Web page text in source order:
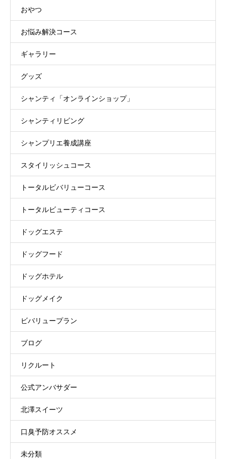
おやつ
お悩み解決コース
ギャラリー
グッズ
シャンティ「オンラインショップ」
シャンティリビング
シャンプリエ養成講座
スタイリッシュコース
トータルビバリューコース
トータルビューティコース
ドッグエステ
ドッグフード
ドッグホテル
ドッグメイク
ビバリュープラン
ブログ
リクルート
公式アンバサダー
北澤スイーツ
口臭予防オススメ
未分類